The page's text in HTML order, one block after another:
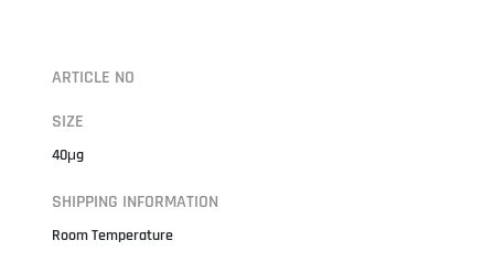
ARTICLE NO
SIZE
40μg
SHIPPING INFORMATION
Room Temperature